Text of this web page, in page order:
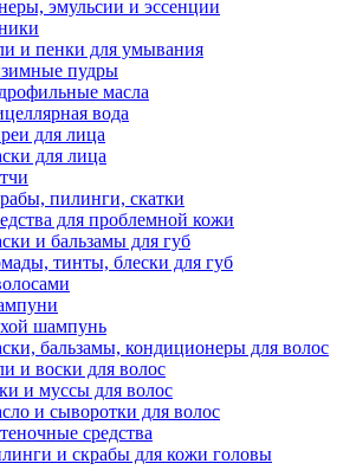
эмульсии и эссенции
и пенки для умывания
пудры
масла
вода
для лица
для лица
пилинги, скатки
для проблемной кожи
и бальзамы для губ
тинты, блески для губ
шампунь
бальзамы, кондиционеры для волос
и воски для волос
и муссы для волос
и сыворотки для волос
средства
и скрабы для кожи головы